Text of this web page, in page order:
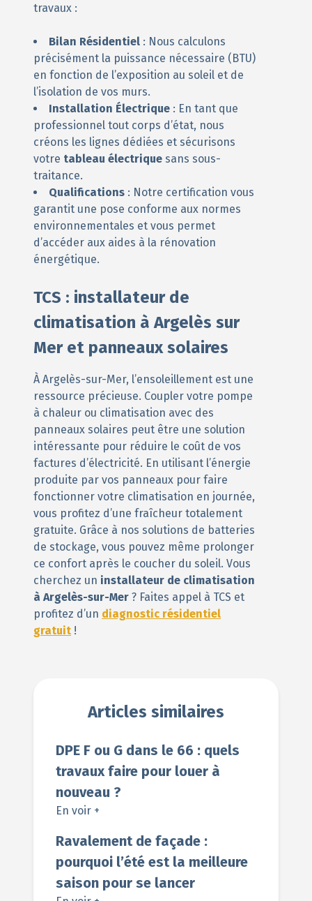
travaux :
Bilan Résidentiel : Nous calculons
précisément la puissance nécessaire (BTU)
en fonction de l’exposition au soleil et de
l’isolation de vos murs.
Installation Électrique : En tant que
professionnel tout corps d’état, nous
créons les lignes dédiées et sécurisons
votre tableau électrique sans sous-
traitance.
Qualifications : Notre certification vous
garantit une pose conforme aux normes
environnementales et vous permet
d’accéder aux aides à la rénovation
énergétique.
TCS : installateur de
climatisation à Argelès sur
Mer et panneaux solaires
À Argelès-sur-Mer, l’ensoleillement est une
ressource précieuse. Coupler votre pompe
à chaleur ou climatisation avec des
panneaux solaires peut être une solution
intéressante pour réduire le coût de vos
factures d’électricité. En utilisant l’énergie
produite par vos panneaux pour faire
fonctionner votre climatisation en journée,
vous profitez d’une fraîcheur totalement
gratuite. Grâce à nos solutions de batteries
de stockage, vous pouvez même prolonger
ce confort après le coucher du soleil. Vous
cherchez un installateur de climatisation
à Argelès-sur-Mer ? Faites appel à TCS et
profitez d’un diagnostic résidentiel
gratuit !
Articles similaires
DPE F ou G dans le 66 : quels
travaux faire pour louer à
nouveau ?
En voir +
Ravalement de façade :
pourquoi l’été est la meilleure
saison pour se lancer